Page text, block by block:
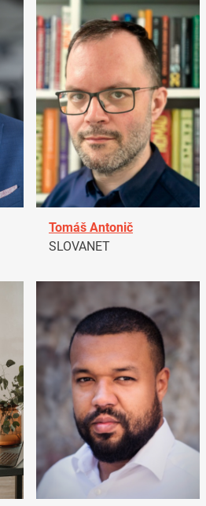
Tomáš Antonič
SLOVANET